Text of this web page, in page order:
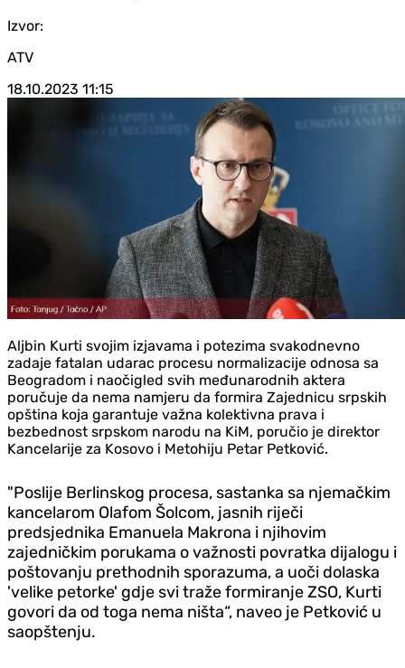
Izvor:
ATV
18.10.2023 11:15
Aljbin Kurti svojim izjavama i potezima svakodnevno
zadaje fatalan udarac procesu normalizacije odnosa sa
Beogradom i naočigled svih međunarodnih aktera
poručuje da nema namjeru da formira Zajednicu srpskih
opština koja garantuje važna kolektivna prava i
bezbednost srpskom narodu na KiM, poručio je direktor
Kancelarije za Kosovo i Metohiju Petar Petković.
"Poslije Berlinskog procesa, sastanka sa njemačkim
kancelarom Olafom Šolcom, jasnih riječi
predsjednika Emanuela Makrona i njihovim
zajedničkim porukama o važnosti povratka dijalogu i
poštovanju prethodnih sporazuma, a uoči dolaska
'velike petorke' gdje svi traže formiranje ZSO, Kurti
govori da od toga nema ništa“, naveo je Petković u
saopštenju.